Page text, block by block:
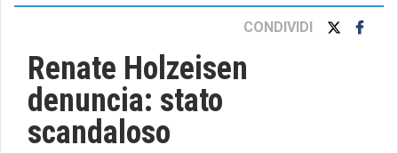
CONDIVIDI
Renate Holzeisen
denuncia: stato
scandaloso